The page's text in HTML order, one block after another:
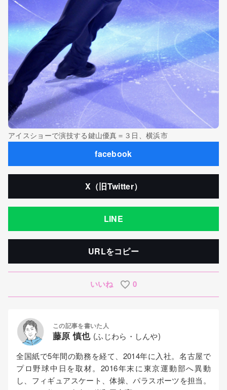
アイスショーで演技する鍵山優真＝３日、横浜市
facebook
X（旧Twitter）
LINE
URLをコピー
いいね 0
この記事を書いた人
藤原 慎也 (ふじわら・しんや)
全国紙で5年間の勤務を経て、2014年に入社。名古屋で
プロ野球中日を取材。2016年末に東京運動部へ異動
し、フィギュアスケート、体操、パラスポーツを担当。